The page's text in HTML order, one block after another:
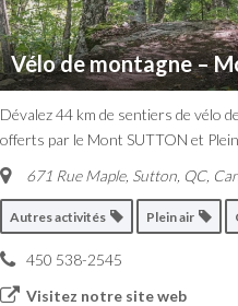
Vélo de montagne –
Dévalez 44 km de sentiers de vélo
offerts par le Mont SUTTON et
671 Rue Maple, Sutton, QC,
Autres activités Plein air
450 538-2545
Visitez notre site web